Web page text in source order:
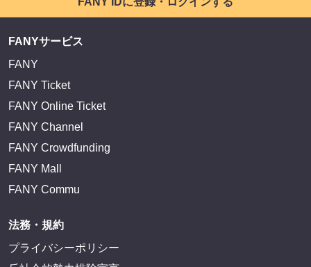
FANYサービス
FANY
FANY Ticket
FANY Online Ticket
FANY Channel
FANY Crowdfunding
FANY Mall
FANY Commu
法務・規約
プライバシーポリシー